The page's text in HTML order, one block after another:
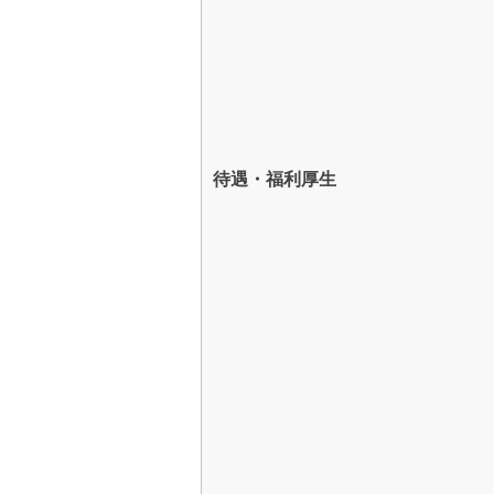
待遇・福利厚生